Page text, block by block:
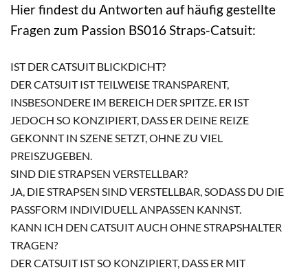
Hier findest du Antworten auf häufig gestellte
Fragen zum Passion BS016 Straps-Catsuit:
IST DER CATSUIT BLICKDICHT?
DER CATSUIT IST TEILWEISE TRANSPARENT,
INSBESONDERE IM BEREICH DER SPITZE. ER IST
JEDOCH SO KONZIPIERT, DASS ER DEINE REIZE
GEKONNT IN SZENE SETZT, OHNE ZU VIEL
PREISZUGEBEN.
SIND DIE STRAPSEN VERSTELLBAR?
JA, DIE STRAPSEN SIND VERSTELLBAR, SODASS DU DIE
PASSFORM INDIVIDUELL ANPASSEN KANNST.
KANN ICH DEN CATSUIT AUCH OHNE STRAPSHALTER
TRAGEN?
DER CATSUIT IST SO KONZIPIERT, DASS ER MIT